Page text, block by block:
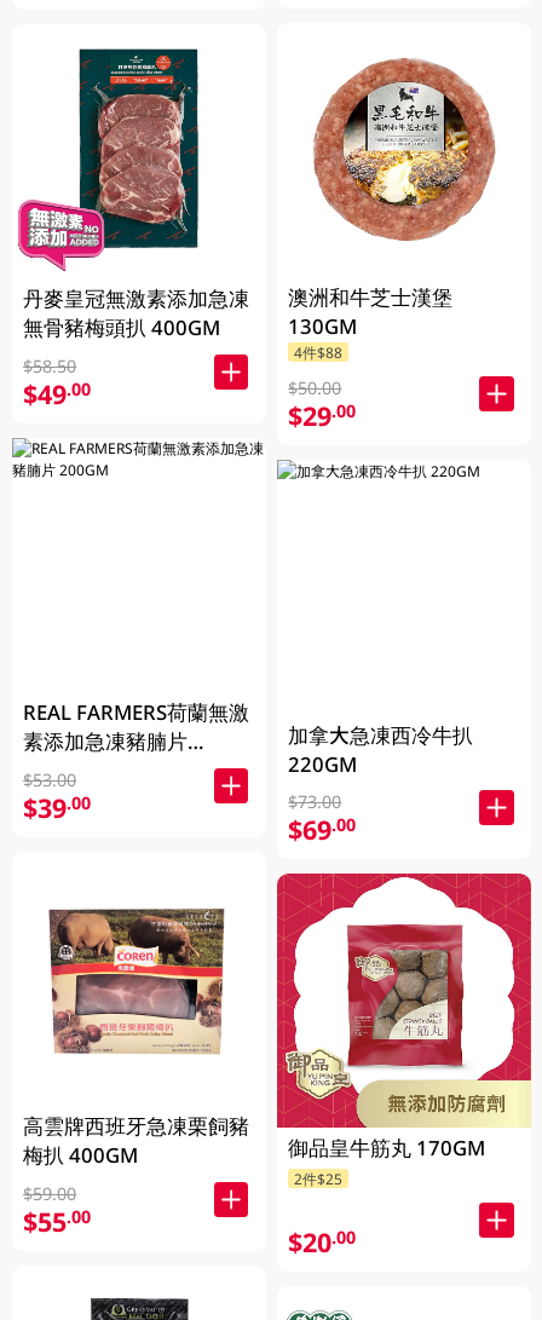
丹麥皇冠無激素添加急凍
無骨豬梅頭扒 400GM
$58.50
$49.00
REAL FARMERS荷蘭無激
素添加急凍豬腩片
200GM
$53.00
$39.00
高雲牌西班牙急凍栗飼豬
梅扒 400GM
$59.00
$55.00
澳洲和牛芝士漢堡
130GM
4件$88
$50.00
$29.00
加拿大急凍西冷牛扒
220GM
$73.00
$69.00
御品皇牛筋丸 170GM
2件$25
$20.00